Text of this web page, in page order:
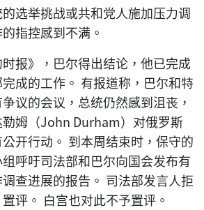
选举挑战或共和党人施加压力调
指控感到不满。
报》，巴尔得出结论，他已完成
成的工作。 有报道称，巴尔和特
议的会议，总统仍然感到沮丧，
姆（John Durham）对俄罗斯
开行动。 到本周结束时，保守的
呼吁司法部和巴尔向国会发布有
查进展的报告。 司法部发言人拒
评。 白宫也对此不予置评。